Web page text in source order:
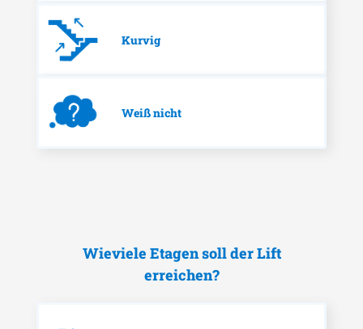
Kurvig
Weiß nicht
Wieviele Etagen soll der Lift
erreichen?